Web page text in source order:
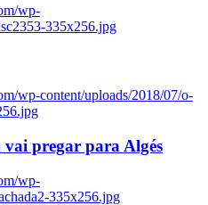
wp-
335x256.jpg
wp-content/uploads/2018/07/o-
pregar para Algés
wp-
335x256.jpg